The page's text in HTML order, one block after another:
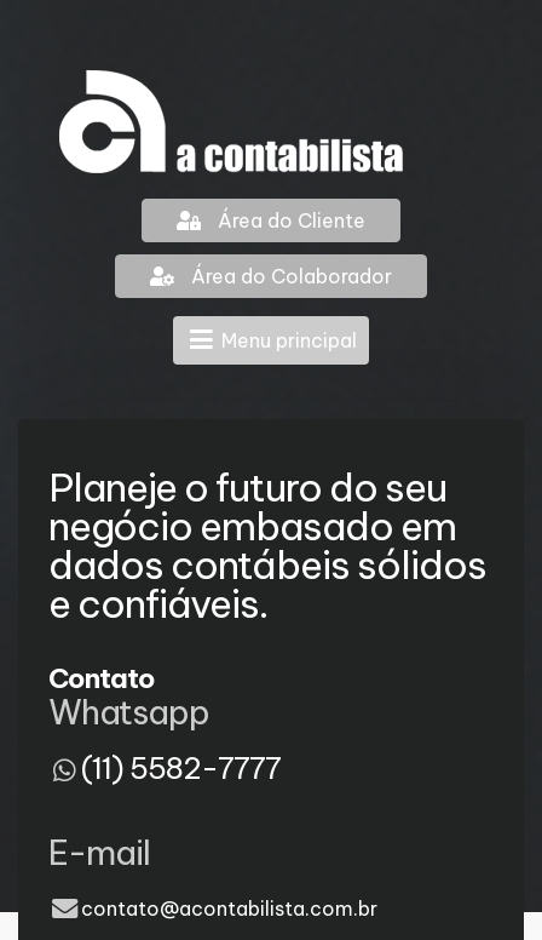
Área do Cliente
Área do Colaborador
Menu principal
Planeje o futuro do seu
negócio embasado em
dados contábeis sólidos
e confiáveis.
Contato
Whatsapp
(11) 5582-7777
E-mail
contato@acontabilista.com.br